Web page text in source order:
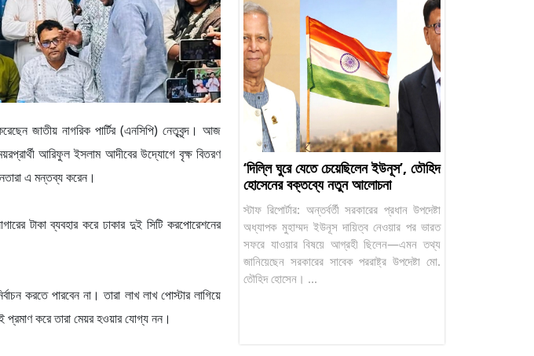
জাতীয় নাগরিক পার্টির (এনসিপি) নেতৃবৃন্দ। আজ
আরিফুল ইসলাম আদীবের উদ্যোগে বৃক্ষ বিতরণ
এ মন্তব্য করেন।
টাকা ব্যবহার করে ঢাকার দুই সিটি করপোরেশনের
করতে পারবেন না। তারা লাখ লাখ পোস্টার লাগিয়ে
করে তারা মেয়র হওয়ার যোগ্য নন।
‘দিল্লি ঘুরে যেতে চেয়েছিলেন ইউনূস’, তৌহিদ
হোসেনের বক্তব্যে নতুন আলোচনা
স্টাফ রিপোর্টার: অন্তর্বর্তী সরকারের প্রধান উপদেষ্টা
অধ্যাপক মুহাম্মদ ইউনূস দায়িত্ব নেওয়ার পর ভারত
সফরে যাওয়ার বিষয়ে আগ্রহী ছিলেন—এমন তথ্য
জানিয়েছেন সরকারের সাবেক পররাষ্ট্র উপদেষ্টা মো.
তৌহিদ হোসেন। ...